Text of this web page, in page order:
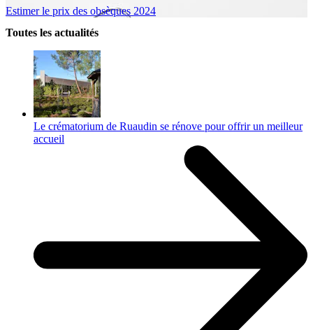
Estimer le prix des obsèques 2024
Toutes les actualités
Le crématorium de Ruaudin se rénove pour offrir un meilleur
accueil